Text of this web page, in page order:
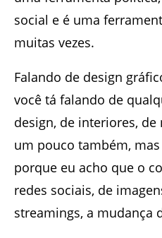
social e é uma
muitas vezes.
Falando de design
você tá falando de
design, de interiores,
um pouco também,
porque eu acho que o
redes sociais, de
streamings, a mudança